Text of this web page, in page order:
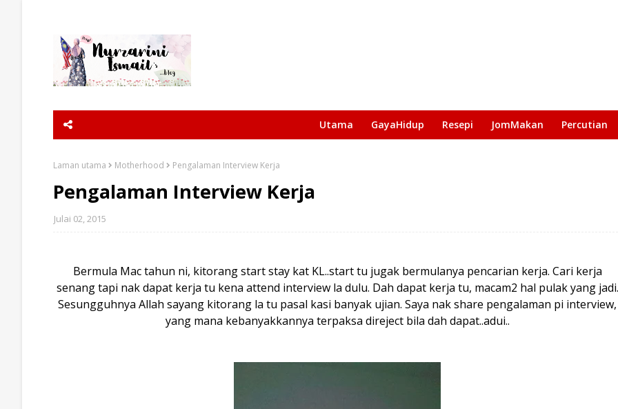
Utama GayaHidup Resepi JomMakan Percutian
Laman utama Motherhood Pengalaman Interview Kerja
Pengalaman Interview Kerja
Julai 02, 2015
Bermula Mac tahun ni, kitorang start stay kat KL..start tu jugak bermulanya pencarian kerja. Cari kerja
senang tapi nak dapat kerja tu kena attend interview la dulu. Dah dapat kerja tu, macam2 hal pulak yang jadi.
Sesungguhnya Allah sayang kitorang la tu pasal kasi banyak ujian. Saya nak share pengalaman pi interview,
yang mana kebanyakkannya terpaksa direject bila dah dapat..adui..